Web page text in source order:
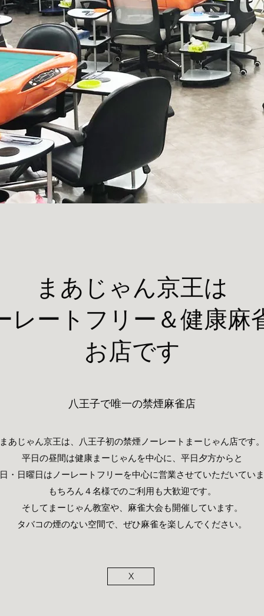
まあじゃん京王は
レートフリー＆健康麻
お店です
​​八王子で唯一の禁煙麻雀店
まあじゃん京王は、八王子初の禁煙ノーレートまーじゃん店です。
平日の昼間は健康まーじゃんを中心に、平日夕方からと
・日曜日はノーレートフリーを中心に営業させていただいてい
もちろん４名様でのご利用も大歓迎です。
そしてまーじゃん教室や、麻雀大会も開催しています。
タバコの煙のない空間で、ぜひ麻雀を楽しんでください。
X